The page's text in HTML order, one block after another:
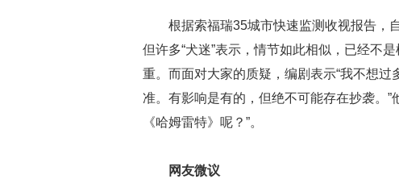
根据索福瑞35城市快速监测收视报告，
但许多“犬迷”表示，情节如此相似，已经不
重。而面对大家的质疑，编剧表示“我不想
准。有影响是有的，但绝不可能存在抄袭。
《哈姆雷特》呢？”。
网友微议